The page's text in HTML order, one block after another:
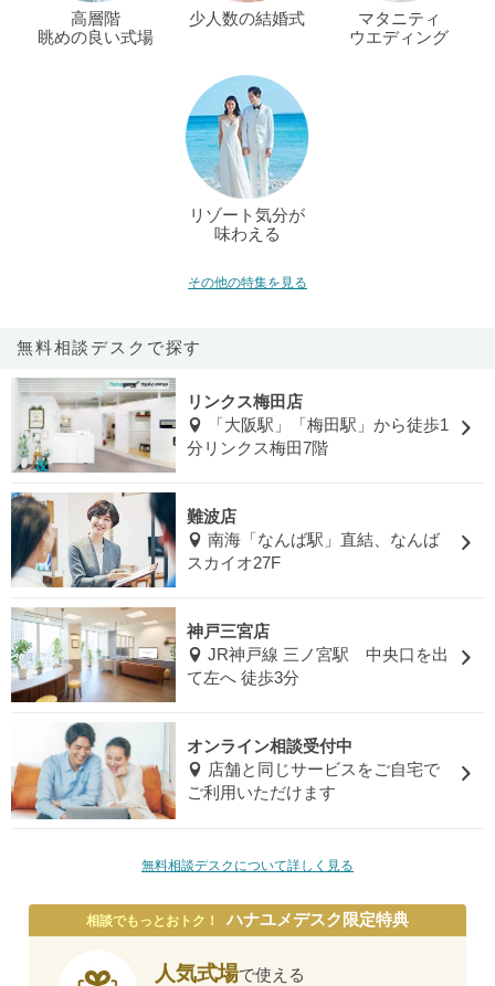
高層階
眺めの良い式場
少人数の結婚式
マタニティ
ウエディング
リゾート気分が
味わえる
その他の特集を見る
無料相談デスクで探す
リンクス梅田店
「大阪駅」「梅田駅」から徒歩1
分リンクス梅田7階
難波店
南海「なんば駅」直結、なんば
スカイオ27F
神戸三宮店
JR神戸線 三ノ宮駅 中央口を出
て左へ 徒歩3分
オンライン相談受付中
店舗と同じサービスをご自宅で
ご利用いただけます
無料相談デスクについて詳しく見る
相談でもっとおトク！ ハナユメデスク限定特典
人気式場で使える